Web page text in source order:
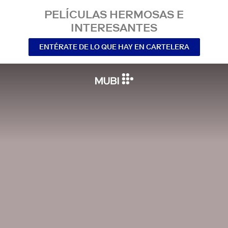
PELÍCULAS HERMOSAS E
INTERESANTES
ENTÉRATE DE LO QUE HAY EN CARTELERA